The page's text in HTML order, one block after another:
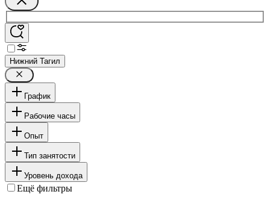
Нижний Тагил
График
Рабочие часы
Опыт
Тип занятости
Уровень дохода
Ещё фильтры